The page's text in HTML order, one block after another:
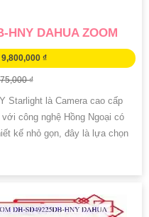
HNY DAHUA ZOOM
₫
₫
Starlight là Camera cao cấp
công nghệ Hồng Ngoại có
kế nhỏ gọn, đây là lựa chọn